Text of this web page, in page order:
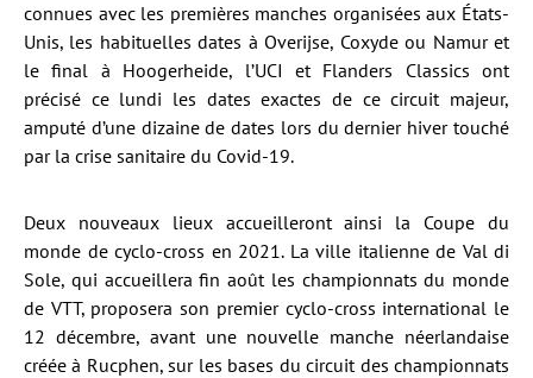
connues avec les premières manches organisées aux États-
Unis, les habituelles dates à Overijse, Coxyde ou Namur et
le final à Hoogerheide, l’UCI et Flanders Classics ont
précisé ce lundi les dates exactes de ce circuit majeur,
amputé d’une dizaine de dates lors du dernier hiver touché
par la crise sanitaire du Covid-19.
Deux nouveaux lieux accueilleront ainsi la Coupe du
monde de cyclo-cross en 2021. La ville italienne de Val di
Sole, qui accueillera fin août les championnats du monde
de VTT, proposera son premier cyclo-cross international le
12 décembre, avant une nouvelle manche néerlandaise
créée à Rucphen, sur les bases du circuit des championnats